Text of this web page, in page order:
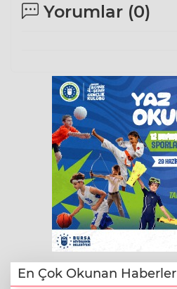
Yorumlar (0)
En Çok Okunan Haberler